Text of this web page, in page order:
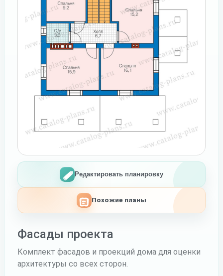
Редактировать планировку
Похожие планы
Фасады проекта
Комплект фасадов и проекций дома для оценки
архитектуры со всех сторон.